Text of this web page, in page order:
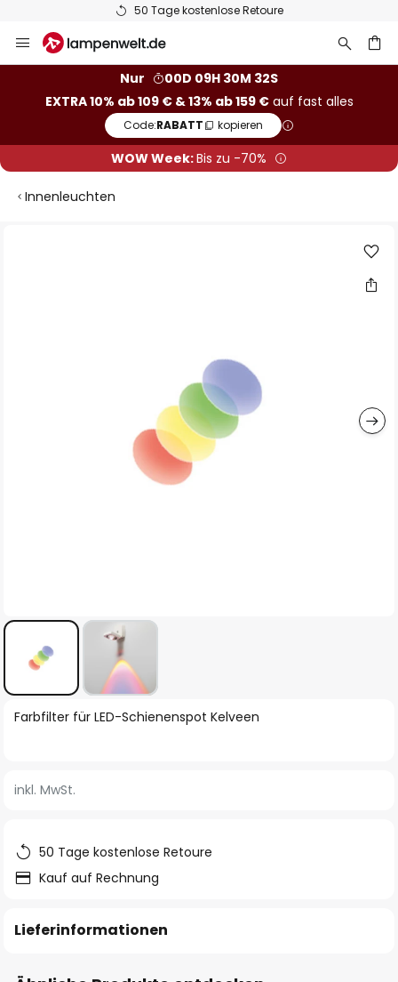
50 Tage kostenlose Retoure
Inhalt
Nur
00D 09H 30M 32S
EXTRA 10% ab 109 € & 13% ab 159 €auf fast alles
Code:RABATT kopieren
WOW Week:Bis zu -70%
Innenleuchten
Zum
springen
Farbfilter für LED-Schienenspot Kelveen
inkl. MwSt.
50 Tage kostenlose Retoure
Kauf auf Rechnung
Lieferinformationen